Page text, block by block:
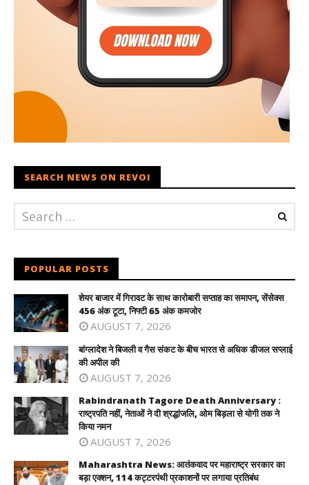
SEARCH NEWS ON REVOI
POPULAR POSTS
शेयर बाजार में गिरावट के साथ कारोबारी सप्ताह का समापन, सेंसेक्स
456 अंक टूटा, निफ्टी 65 अंक कमजोर
AUGUST 7, 2026
बांग्लादेश ने बिजली व गैस संकट के बीच भारत से अधिक डीजल सप्लाई
की अपील की
AUGUST 7, 2026
Rabindranath Tagore Death Anniversary :
राष्ट्रपति नहीं, नेताओं ने दी श्रद्धांजलि, ओम बिड़ला से योगी तक ने
किया नमन
AUGUST 7, 2026
Maharashtra News: आतंकवाद पर महाराष्ट्र सरकार का
बड़ा एक्शन, 114 कट्टरपंथी प्रकाशनों पर लगाया प्रतिबंध